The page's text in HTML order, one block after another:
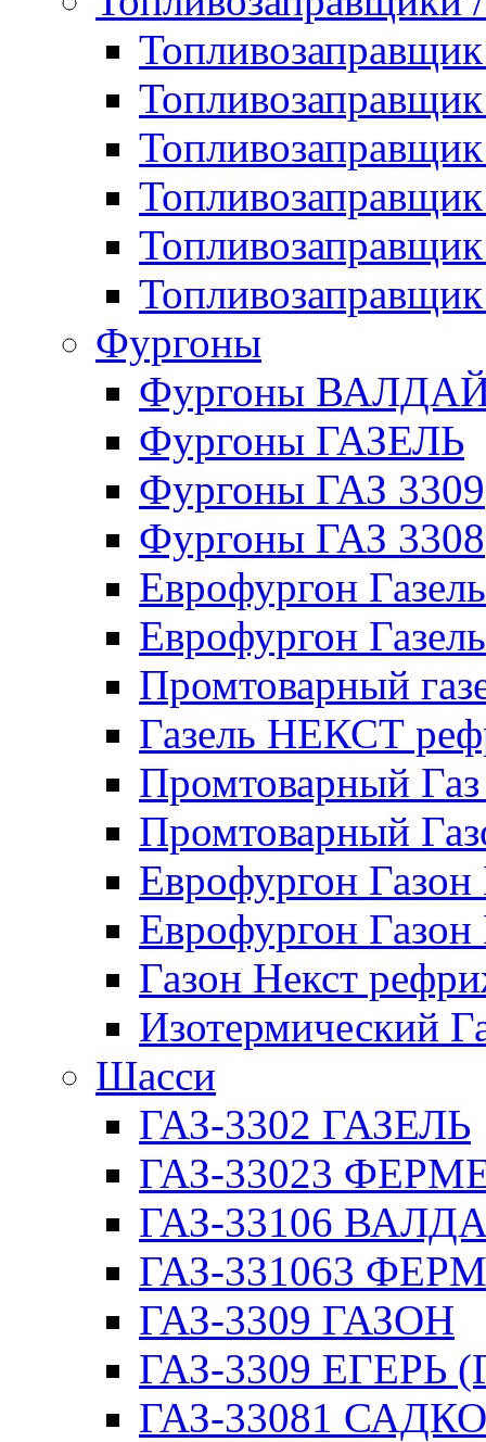
Фургоны
Фургоны
Фургоны ГАЗЕЛЬ
Фургоны ГАЗ 3309
Фургоны ГАЗ 3308
Еврофургон
Еврофургон
Промтоварный
Газель НЕКСТ
Промтоварный
Промтоварный
Еврофургон
Еврофургон
Газон Некст
Изотермический
Шасси
ГАЗ-3302 ГАЗЕЛЬ
ГАЗ-33023
ГАЗ-33106
ГАЗ-331063
ГАЗ-3309 ГАЗОН
ГАЗ-3309 ЕГЕРЬ
ГАЗ-33081 САДКО